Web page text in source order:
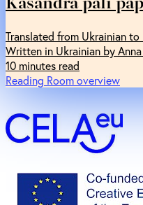
Translated from Ukrainian
Written in Ukrainian by
10 minutes read
Reading Room overview